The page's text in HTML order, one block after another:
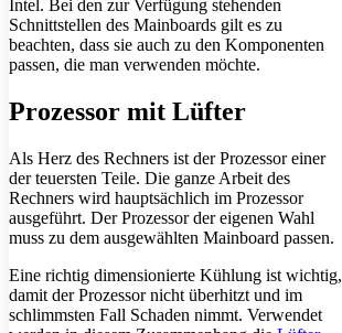
Intel. Bei den zur Verfügung stehenden
Schnittstellen des Mainboards gilt es zu
beachten, dass sie auch zu den Komponenten
passen, die man verwenden möchte.
Prozessor mit Lüfter
Als Herz des Rechners ist der Prozessor einer
der teuersten Teile. Die ganze Arbeit des
Rechners wird hauptsächlich im Prozessor
ausgeführt. Der Prozessor der eigenen Wahl
muss zu dem ausgewählten Mainboard passen.
Eine richtig dimensionierte Kühlung ist wichtig,
damit der Prozessor nicht überhitzt und im
schlimmsten Fall Schaden nimmt. Verwendet